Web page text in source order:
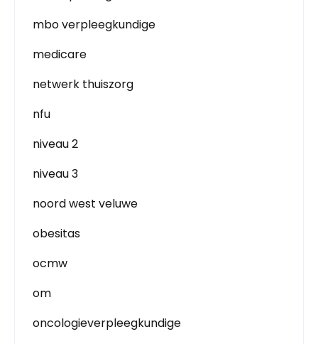
mbo verpleegkundige
medicare
netwerk thuiszorg
nfu
niveau 2
niveau 3
noord west veluwe
obesitas
ocmw
om
oncologieverpleegkundige